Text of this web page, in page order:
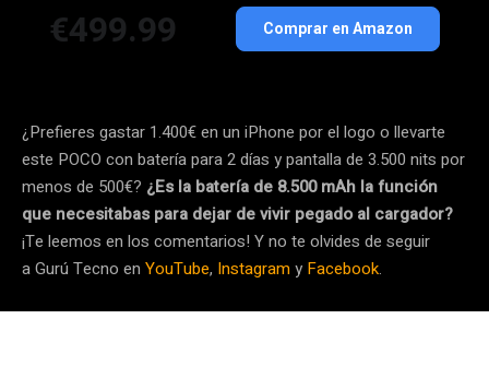
€499.99 Comprar en Amazon
¿Prefieres gastar 1.400€ en un iPhone por el logo o llevarte
este POCO con batería para 2 días y pantalla de 3.500 nits por
menos de 500€? ¿Es la batería de 8.500 mAh la función
que necesitabas para dejar de vivir pegado al cargador?
¡Te leemos en los comentarios! Y no te olvides de seguir
a Gurú Tecno en YouTube, Instagramy Facebook.